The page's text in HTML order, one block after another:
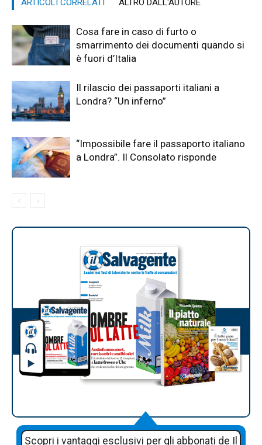
ARTICOLI CORRELATI ALTRO DALL'AUTORE
Cosa fare in caso di furto o
smarrimento dei documenti quando si
è fuori d’Italia
Il rilascio dei passaporti italiani a
Londra? “Un inferno”
“Impossibile fare il passaporto italiano
a Londra”. Il Consolato risponde
Scopri i vantaggi esclusivi per gli abbonati de Il